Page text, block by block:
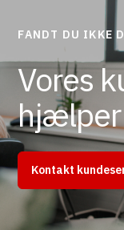
FANDT DU IKKE
Vores
hjælper
Kontakt